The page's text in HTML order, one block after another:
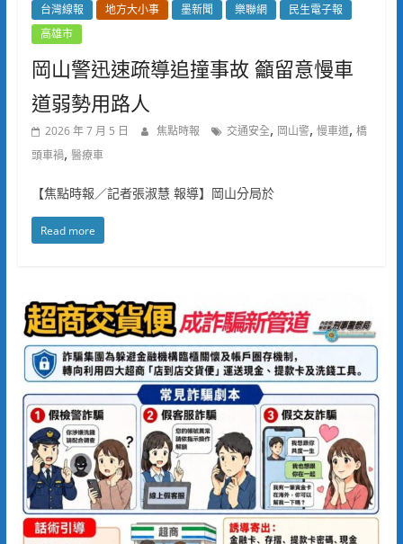
台灣線報 地方大小事 墨新聞 樂聯網
民生電子報
高雄市
岡山警迅速疏導追撞事故 籲留意慢車
道弱勢用路人
2026 年 7 月 5 日 焦點時報 交通安全, 岡山警, 慢車道, 橋
頭車禍, 醫療車
【焦點時報／記者張淑慧 報導】岡山分局於
Read more